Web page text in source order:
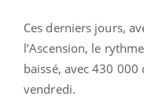
Ces derniers jours,
l’Ascension, le
baissé, avec 430
vendredi.